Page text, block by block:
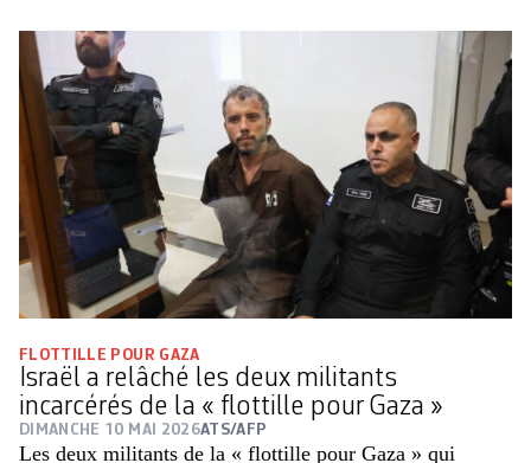
FLOTTILLE POUR GAZA
Israël a relâché les deux militants
incarcérés de la « flottille pour Gaza »
DIMANCHE 10 MAI 2026ATS/AFP
Les deux militants de la « flottille pour Gaza » qui